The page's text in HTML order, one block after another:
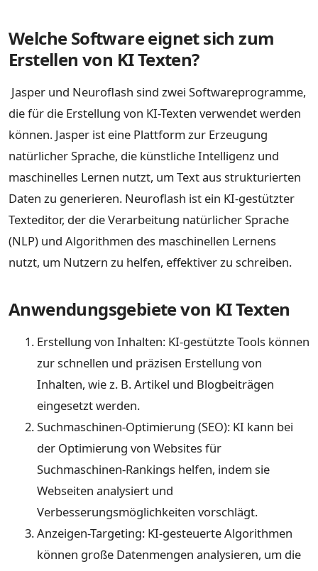
Welche Software eignet sich zum
Erstellen von KI Texten?
Jasper und Neuroflash sind zwei Softwareprogramme,
die für die Erstellung von KI-Texten verwendet werden
können. Jasper ist eine Plattform zur Erzeugung
natürlicher Sprache, die künstliche Intelligenz und
maschinelles Lernen nutzt, um Text aus strukturierten
Daten zu generieren. Neuroflash ist ein KI-gestützter
Texteditor, der die Verarbeitung natürlicher Sprache
(NLP) und Algorithmen des maschinellen Lernens
nutzt, um Nutzern zu helfen, effektiver zu schreiben.
Anwendungsgebiete von KI Texten
Erstellung von Inhalten: KI-gestützte Tools können
zur schnellen und präzisen Erstellung von
Inhalten, wie z. B. Artikel und Blogbeiträgen
eingesetzt werden.
Suchmaschinen-Optimierung (SEO): KI kann bei
der Optimierung von Websites für
Suchmaschinen-Rankings helfen, indem sie
Webseiten analysiert und
Verbesserungsmöglichkeiten vorschlägt.
Anzeigen-Targeting: KI-gesteuerte Algorithmen
können große Datenmengen analysieren, um die